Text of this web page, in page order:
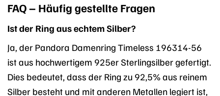
FAQ – Häufig gestellte Fragen
Ist der Ring aus echtem Silber?
Ja, der Pandora Damenring Timeless 196314-56
ist aus hochwertigem 925er Sterlingsilber gefertigt.
Dies bedeutet, dass der Ring zu 92,5% aus reinem
Silber besteht und mit anderen Metallen legiert ist,